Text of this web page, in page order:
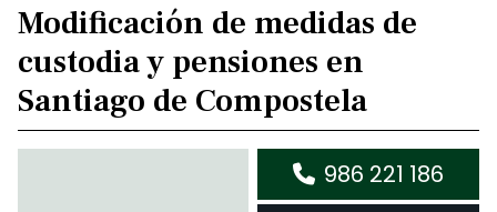
Modificación de medidas de
custodia y pensiones en
Santiago de Compostela
986 221 186